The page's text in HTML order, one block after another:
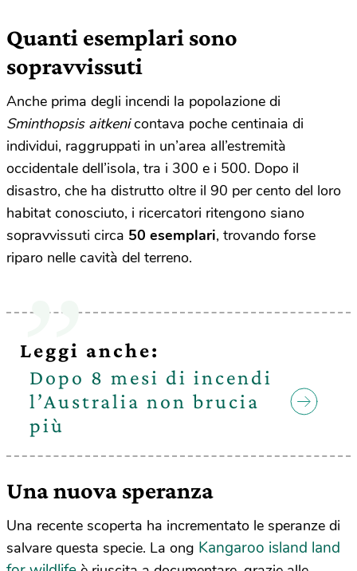
Quanti esemplari sono
sopravvissuti
Anche prima degli incendi la popolazione di
Sminthopsis aitkenicontava poche centinaia di
individui, raggruppati in un’area all’estremità
occidentale dell’isola, tra i 300 e i 500. Dopo il
disastro, che ha distrutto oltre il 90 per cento del loro
habitat conosciuto, i ricercatori ritengono siano
sopravvissuti circa 50 esemplari, trovando forse
riparo nelle cavità del terreno.
Leggi anche:
Dopo 8 mesi di incendi
l’Australia non brucia
più
Una nuova speranza
Una recente scoperta ha incrementato le speranze di
salvare questa specie. La ong Kangaroo island land